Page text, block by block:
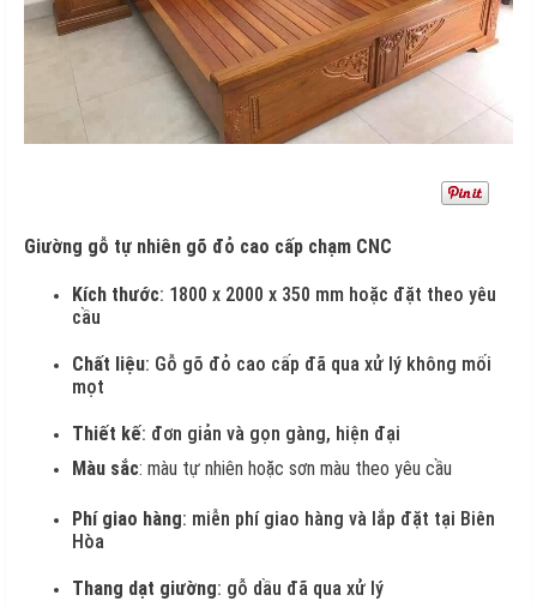
Giường gỗ tự nhiên gõ đỏ cao cấp chạm CNC
Kích thước: 1800 x 2000 x 350 mm hoặc đặt theo yêu
cầu
Chất liệu: Gỗ gõ đỏ cao cấp đã qua xử lý không mối
mọt
Thiết kế: đơn giản và gọn gàng, hiện đại
Màu sắc: màu tự nhiên hoặc sơn màu theo yêu cầu
Phí giao hàng: miễn phí giao hàng và lắp đặt tại Biên
Hòa
Thang dạt giường: gỗ dầu đã qua xử lý